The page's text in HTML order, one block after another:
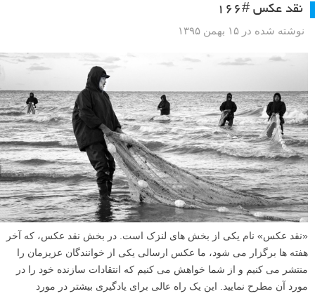
نقد عکس #۱۶۶
نوشته شده در ۱۵ بهمن ۱۳۹۵
«نقد عکس» نام یکی از بخش های لنزک است. در بخش نقد عکس، که آخر
هفته ها برگزار می شود، ما عکس ارسالی یکی از خوانندگان عزیزمان را
منتشر می کنیم و از شما خواهش می کنیم که انتقادات سازنده خود را در
مورد آن مطرح نمایید. این یک راه عالی برای یادگیری بیشتر در مورد